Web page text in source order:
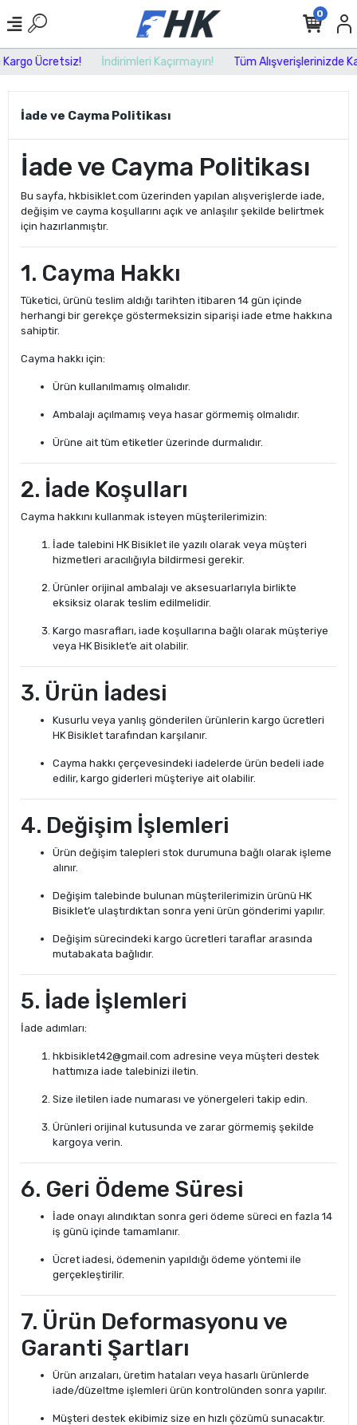
Ücretsiz! İndirimleri Kaçırmayın! Tüm Alışverişlerinizde
0
İade ve Cayma Politikası
İade ve Cayma Politikası
Bu sayfa, hkbisiklet.com üzerinden yapılan alışverişlerde iade,
değişim ve cayma koşullarını açık ve anlaşılır şekilde belirtmek
için hazırlanmıştır.
1. Cayma Hakkı
Tüketici, ürünü teslim aldığı tarihten itibaren 14 gün içinde
herhangi bir gerekçe göstermeksizin siparişi iade etme hakkına
sahiptir.
Cayma hakkı için:
Ürün kullanılmamış olmalıdır.
Ambalajı açılmamış veya hasar görmemiş olmalıdır.
Ürüne ait tüm etiketler üzerinde durmalıdır.
2. İade Koşulları
Cayma hakkını kullanmak isteyen müşterilerimizin:
İade talebini HK Bisiklet ile yazılı olarak veya müşteri
hizmetleri aracılığıyla bildirmesi gerekir.
Ürünler orijinal ambalajı ve aksesuarlarıyla birlikte
eksiksiz olarak teslim edilmelidir.
Kargo masrafları, iade koşullarına bağlı olarak müşteriye
veya HK Bisiklet’e ait olabilir.
3. Ürün İadesi
Kusurlu veya yanlış gönderilen ürünlerin kargo ücretleri
HK Bisiklet tarafından karşılanır.
Cayma hakkı çerçevesindeki iadelerde ürün bedeli iade
edilir, kargo giderleri müşteriye ait olabilir.
4. Değişim İşlemleri
Ürün değişim talepleri stok durumuna bağlı olarak işleme
alınır.
Değişim talebinde bulunan müşterilerimizin ürünü HK
Bisiklet’e ulaştırdıktan sonra yeni ürün gönderimi yapılır.
Değişim sürecindeki kargo ücretleri taraflar arasında
mutabakata bağlıdır.
5. İade İşlemleri
İade adımları:
hkbisiklet42@gmail.com adresine veya müşteri destek
hattımıza iade talebinizi iletin.
Size iletilen iade numarası ve yönergeleri takip edin.
Ürünleri orijinal kutusunda ve zarar görmemiş şekilde
kargoya verin.
6. Geri Ödeme Süresi
İade onayı alındıktan sonra geri ödeme süreci en fazla 14
iş günü içinde tamamlanır.
Ücret iadesi, ödemenin yapıldığı ödeme yöntemi ile
gerçekleştirilir.
7. Ürün Deformasyonu ve
Garanti Şartları
Ürün arızaları, üretim hataları veya hasarlı ürünlerde
iade/düzeltme işlemleri ürün kontrolünden sonra yapılır.
Müşteri destek ekibimiz size en hızlı çözümü sunacaktır.